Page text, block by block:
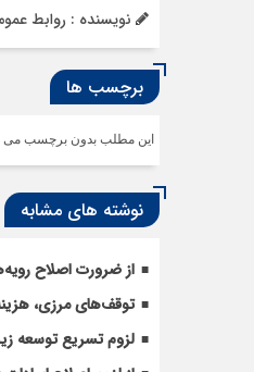
نویسنده : روابط
برچسب ها
این مطلب بدون برچسب می
نوشته های مشابه
از ضرورت اصلاح
توقف‌های مرزی،
لزوم تسریع توسعه